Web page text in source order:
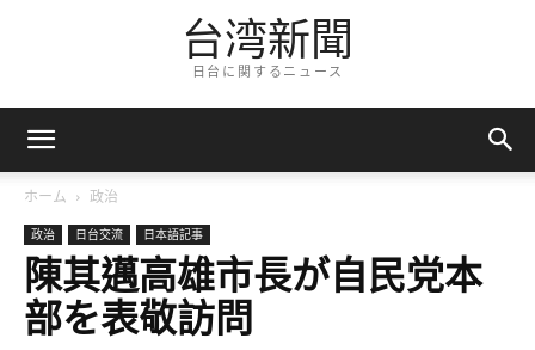
台湾新聞
日台に関するニュース
ホーム 政治
政治 日台交流 日本語記事
陳其邁高雄市長が自民党本
部を表敬訪問